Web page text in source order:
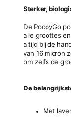
Sterker,
De PoopyGo
alle groottes
altijd bij de
van 16 micron
om zelfs de
De
Met